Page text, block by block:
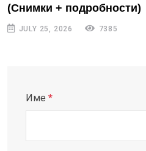
(Снимки + подробности)
JULY 25, 2026 7385
Име *